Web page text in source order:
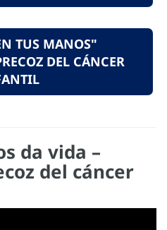
TUS MANOS"
DEL CÁNCER
da vida –
del cáncer